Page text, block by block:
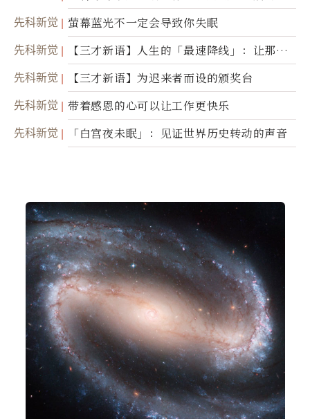
诺
先科新觉 萤幕蓝光不一定会导致你失眠
先科新觉
【三才新语】人生的「最速降线」：让那道
光，带你滑向自己
先科新觉 【三才新语】为迟来者而设的颁奖台
先科新觉 带着感恩的心可以让工作更快乐
先科新觉 「白宫夜未眠」：见证世界历史转动的声音